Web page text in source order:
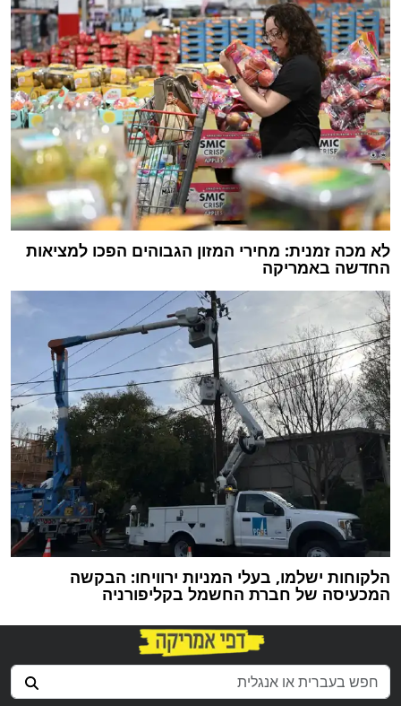
לא מכה זמנית: מחירי המזון הגבוהים הפכו למציאות
החדשה באמריקה
הלקוחות ישלמו, בעלי המניות ירוויחו: הבקשה
המכעיסה של חברת החשמל בקליפורניה